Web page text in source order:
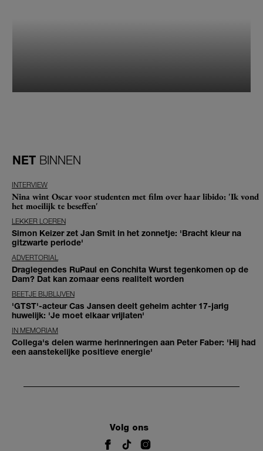
NET BINNEN
INTERVIEW
Nina wint Oscar voor studenten met film over haar libido: 'Ik vond
het moeilijk te beseffen'
LEKKER LOEREN
Simon Keizer zet Jan Smit in het zonnetje: 'Bracht kleur na
gitzwarte periode'
ADVERTORIAL
Draglegendes RuPaul en Conchita Wurst tegenkomen op de
Dam? Dat kan zomaar eens realiteit worden
BEETJE BIJBLIJVEN
'GTST'-acteur Cas Jansen deelt geheim achter 17-jarig
huwelijk: 'Je moet elkaar vrijlaten'
IN MEMORIAM
Collega's delen warme herinneringen aan Peter Faber: 'Hij had
een aanstekelijke positieve energie'
Volg ons